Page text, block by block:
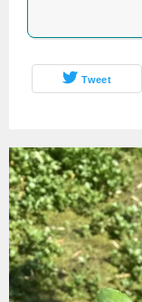
Tweet